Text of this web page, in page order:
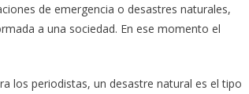
de emergencia o desastres naturales,
a una sociedad. En ese momento el
los periodistas, un desastre natural es el tipo